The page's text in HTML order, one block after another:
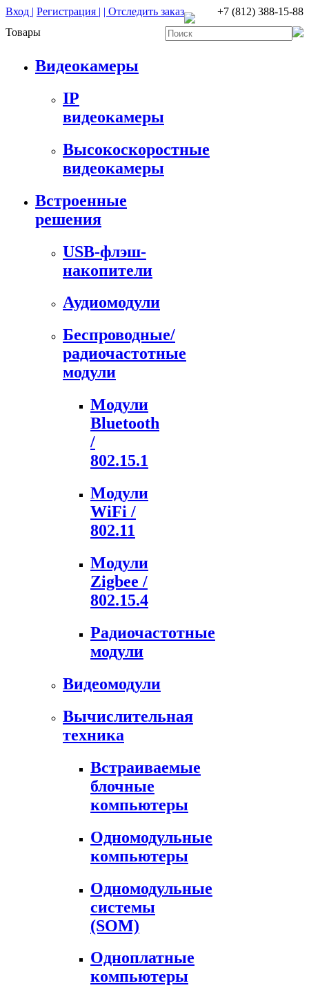
Вход | Регистрация | | Отследить заказ
+7 (812) 388-15-88
Товары
Видеокамеры
IP
видеокамеры
Высокоскоростные
видеокамеры
Встроенные
решения
USB-флэш-
накопители
Аудиомодули
Беспроводные/
радиочастотные
модули
Модули
Bluetooth
/
802.15.1
Модули
WiFi /
802.11
Модули
Zigbee /
802.15.4
Радиочастотные
модули
Видеомодули
Вычислительная
техника
Встраиваемые
блочные
компьютеры
Одномодульные
компьютеры
Одномодульные
системы
(SOM)
Одноплатные
компьютеры